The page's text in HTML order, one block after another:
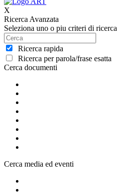
X
Ricerca Avanzata
Seleziona uno o piu criteri di ricerca
Ricerca rapida
Ricerca per parola/frase esatta
Cerca documenti
Cerca media ed eventi